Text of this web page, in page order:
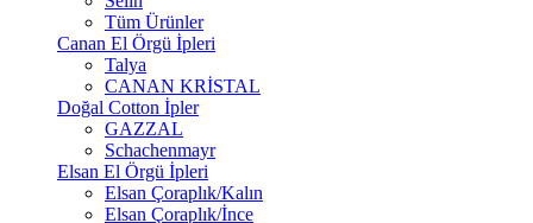
Tüm Ürünler
Canan El Örgü İpleri
Talya
CANAN KRİSTAL
Doğal Cotton İpler
GAZZAL
Schachenmayr
Elsan El Örgü İpleri
Elsan Çoraplık/Kalın
Elsan Çoraplık/İnce